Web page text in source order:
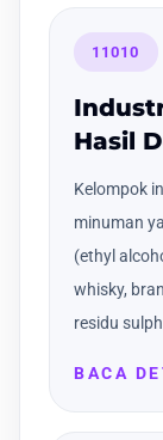
11010
Hasil
Kelompok
minuman
(ethyl
whisky,
residu
BACA